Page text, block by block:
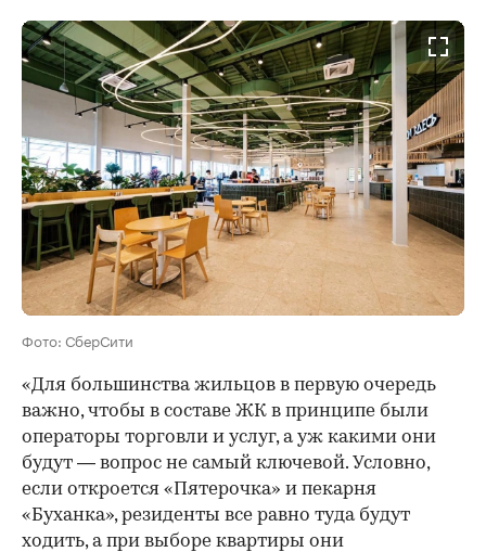
Фото: СберСити
«Для большинства жильцов в первую очередь
важно, чтобы в составе ЖК в принципе были
операторы торговли и услуг, а уж какими они
будут — вопрос не самый ключевой. Условно,
если откроется «Пятерочка» и пекарня
«Буханка», резиденты все равно туда будут
ходить, а при выборе квартиры они